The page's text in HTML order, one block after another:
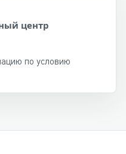
центр
по условию